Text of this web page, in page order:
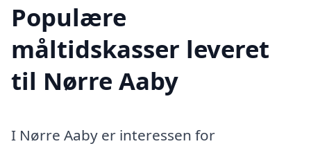
Populære
måltidskasser leveret
til Nørre Aaby
I Nørre Aaby er interessen for